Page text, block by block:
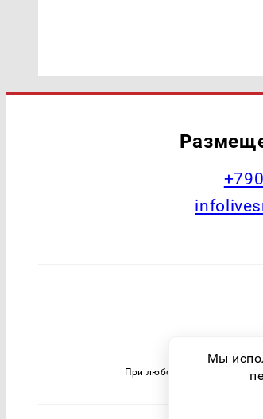
При любом использовании
Мы